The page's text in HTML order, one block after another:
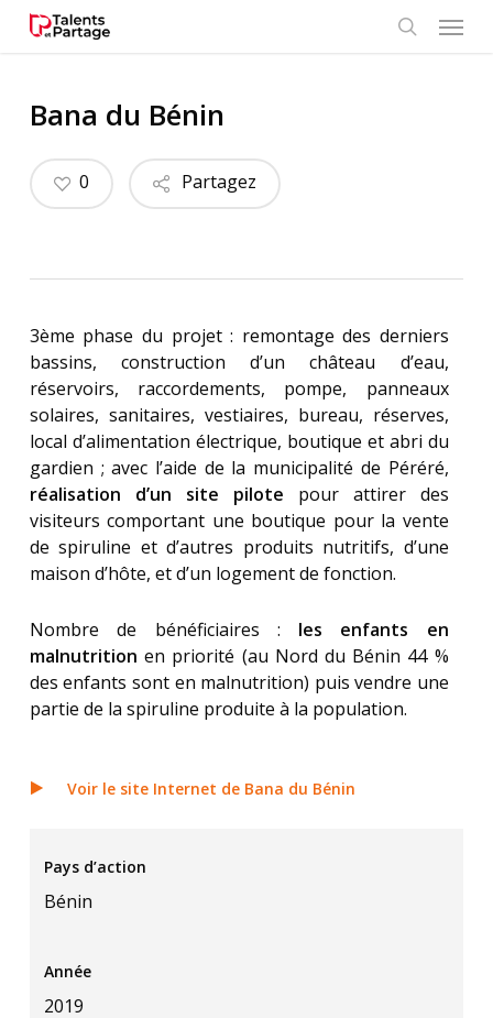
Menu
Bana du Bénin
Partagez
0
3ème phase du projet : remontage des derniers
bassins, construction d’un château d’eau,
réservoirs, raccordements, pompe, panneaux
solaires, sanitaires, vestiaires, bureau, réserves,
local d’alimentation électrique, boutique et abri du
gardien ; avec l’aide de la municipalité de Péréré,
réalisation d’un site pilote pour attirer des
visiteurs comportant une boutique pour la vente
de spiruline et d’autres produits nutritifs, d’une
maison d’hôte, et d’un logement de fonction.
Nombre de bénéficiaires : les enfants en
malnutrition en priorité (au Nord du Bénin 44 %
des enfants sont en malnutrition) puis vendre une
partie de la spiruline produite à la population.
Voir le site Internet de Bana du Bénin
Pays d’action
Bénin
Année
2019